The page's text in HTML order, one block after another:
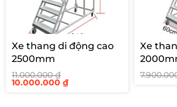
Xe thang di động cao
2500mm
11.000.000₫
Giá
gốc
10.000.000 ₫Giá
Xe